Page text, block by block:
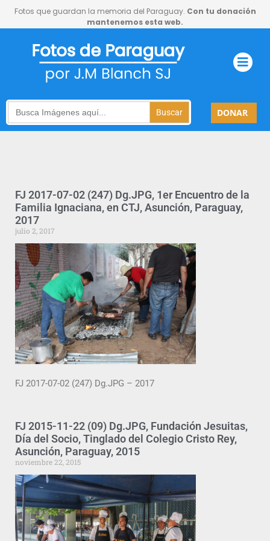
Fotos que guardan la memoria del Paraguay. Con tu donación
mantenemos esta web.
Search
for:
DONAR
FJ 2017-07-02 (247) Dg.JPG, 1er Encuentro de la
Familia Ignaciana, en CTJ, Asunción, Paraguay,
2017
julio 2, 2017
FJ 2017-07-02 (247) Dg.JPG – 2017
FJ 2015-11-22 (09) Dg.JPG, Fundación Jesuitas,
Día del Socio, Tinglado del Colegio Cristo Rey,
Asunción, Paraguay, 2015
noviembre 22, 2015